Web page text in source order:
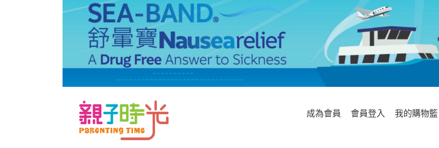
成為會員 會員登入 我的購物籃